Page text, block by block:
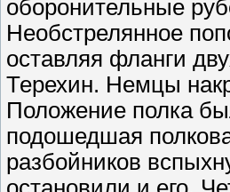
оборонительные
Необстрелянное
оставляя фланги
Терехин. Немцы
Положение полка
подошедшая
разбойников